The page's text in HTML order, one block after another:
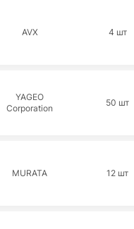
AVX 4 шт
YAGEO
Corporation
50 шт
MURATA 12 шт